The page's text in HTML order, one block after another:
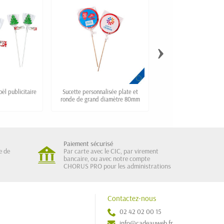
publicitaire
Sucette personnalisée plate et
ronde de grand diamètre 80mm
›
de
Paiement sécurisé
Par carte avec le CIC, par virement
bancaire, ou avec notre compte
CHORUS PRO pour les administrations
Contactez-nous
02 42 02 00 15